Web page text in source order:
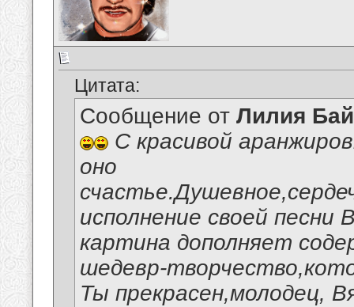
Цитата:
Сообщение от Лилия
С красивой
оно
исполнение своей
картина дополняет
шедевр-
Ты прекрасен,молодец,